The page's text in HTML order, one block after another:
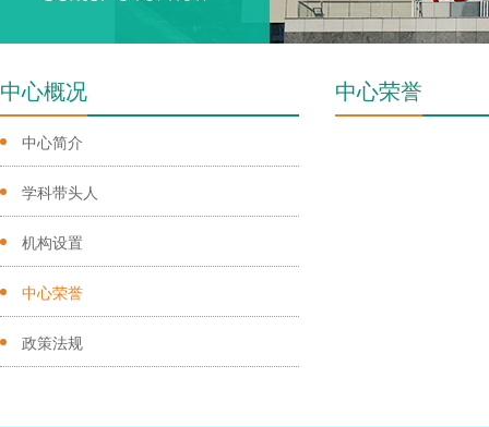
中心概况
中心简介
学科带头人
机构设置
中心荣誉
政策法规
中心荣誉